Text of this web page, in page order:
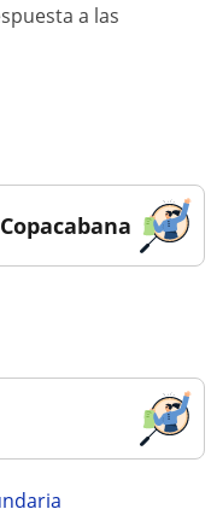
a las